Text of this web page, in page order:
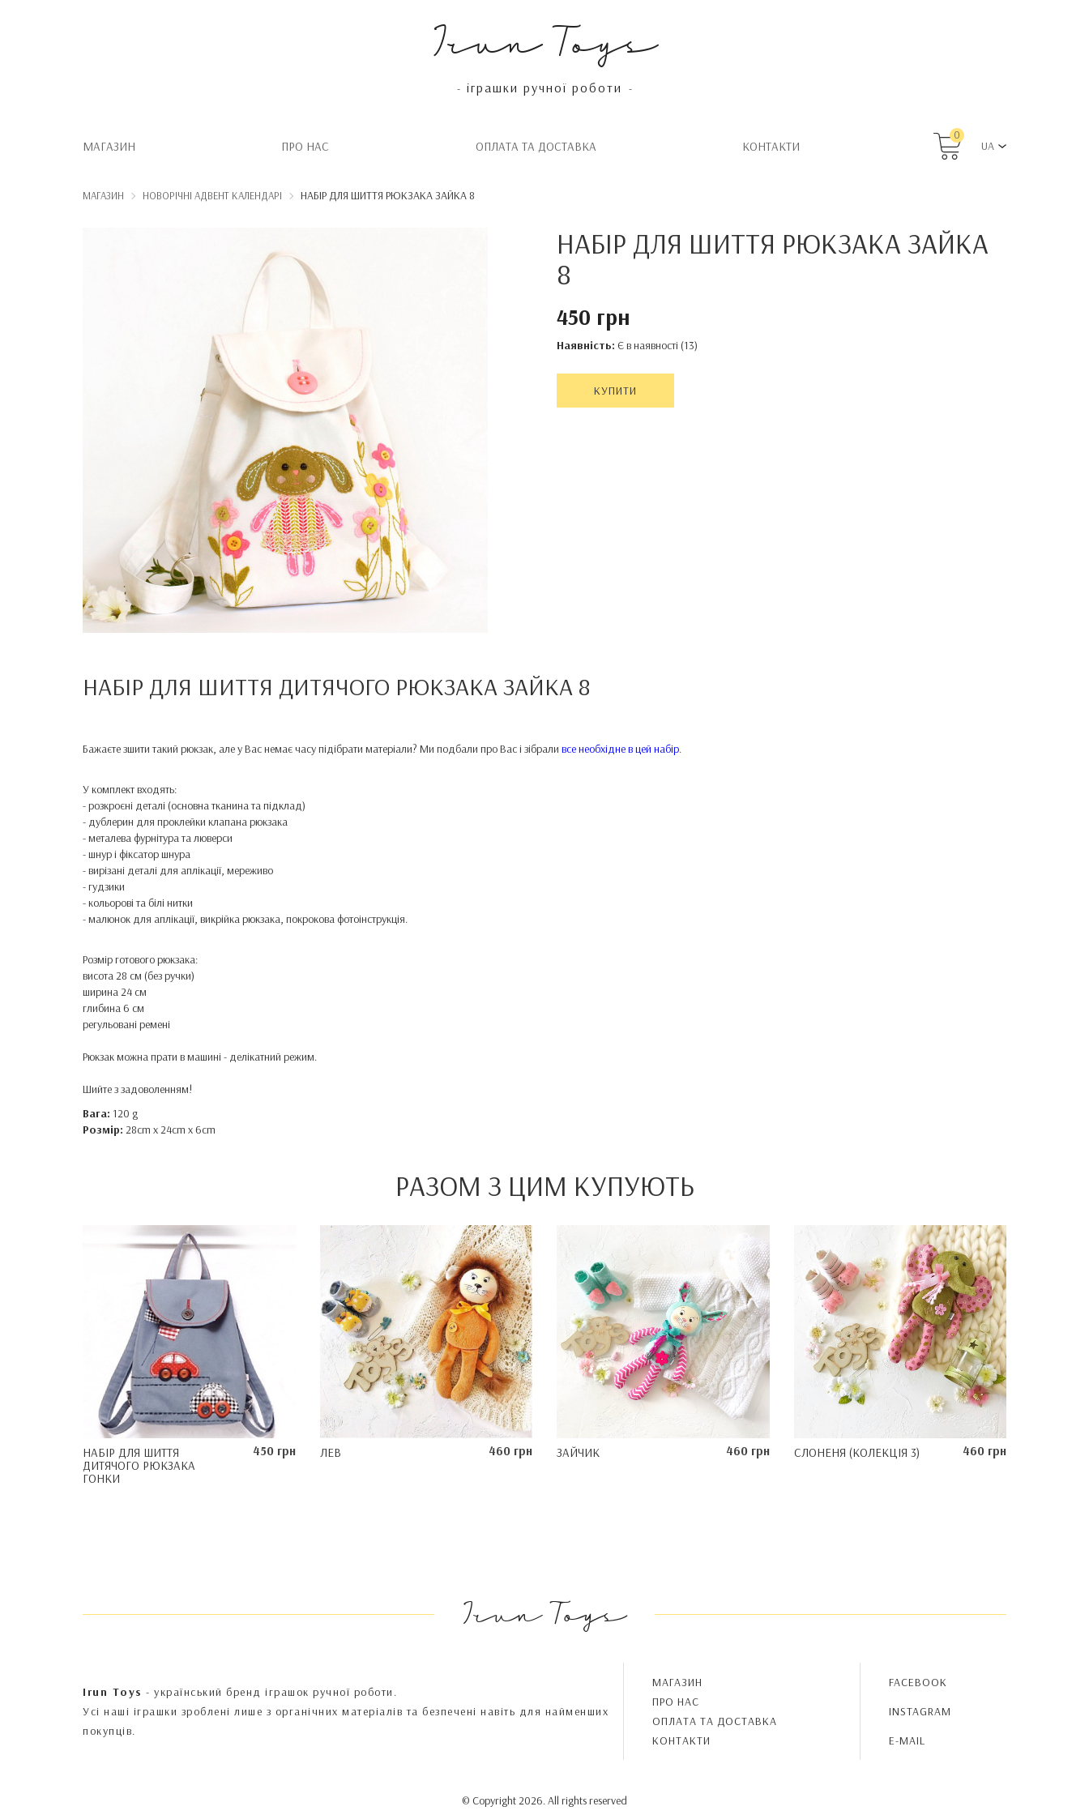
Irun Toys
- іграшки ручної роботи -
МАГАЗИН ПРО НАС OПЛАТА ТА ДОСТАВКА КОНТАКТИ
0
UA
МАГАЗИН НОВОРІЧНІ АДВЕНТ КАЛЕНДАРІ НАБІР ДЛЯ ШИТТЯ РЮКЗАКА ЗАЙКА 8
НАБІР ДЛЯ ШИТТЯ РЮКЗАКА ЗАЙКА
8
450 грн
Наявність: Є в наявності (13)
КУПИТИ
НАБІР ДЛЯ ШИТТЯ ДИТЯЧОГО РЮКЗАКАЗАЙКА 8
Бажаєте зшити такий рюкзак, але у Вас немає часу підібрати матеріали? Ми подбали про Вас і зібрали все необхідне в цей набір.
У комплект входять:
- розкроєні деталі (основна тканина та підклад)
- дублерин для проклейки клапана рюкзака
- металева фурнітура та люверси
- шнур і фіксатор шнура
- вирізані деталі для аплікації, мереживо
- гудзики
- кольорові та білі нитки
- малюнок для аплікації, викрійка рюкзака, покрокова фотоінструкція.
Розмір готового рюкзака:
висота 28 см (без ручки)
ширина 24 см
глибина 6 см
регульовані ремені
Рюкзак можна прати в машині - делікатний режим.
Шийте з задоволенням!
Вага: 120 g
Розмір: 28cm x 24cm x 6cm
РАЗОМ З ЦИМ КУПУЮТЬ
НАБІР ДЛЯ ШИТТЯ
ДИТЯЧОГО РЮКЗАКА
ГОНКИ
450 грн ЛЕВ 460 грн ЗАЙЧИК 460 грн СЛОНЕНЯ (КОЛЕКЦІЯ 3) 460 грн
Irun Toys
Irun Toys - український бренд іграшок ручної роботи.
Усі наші іграшки зроблені лише з органічних матеріалів та безпечені навіть для найменших
покупців.
МАГАЗИН
ПРО НАС
OПЛАТА ТА ДОСТАВКА
КОНТАКТИ
FACEBOOK
INSTAGRAM
E-MAIL
© Copyright 2026. All rights reserved